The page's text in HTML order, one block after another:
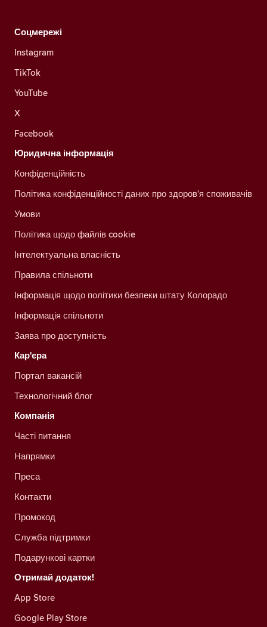
Соцмережі
Instagram
TikTok
YouTube
X
Facebook
Юридична інформація
Конфіденційність
Політика конфіденційності даних про здоров'я споживачів
Умови
Політика щодо файлів cookie
Інтелектуальна власність
Правила спільноти
Інформація щодо політики безпеки штату Колорадо
Інформація спільноти
Заява про доступність
Кар'єра
Портал вакансій
Технологічний блог
Компанія
Часті питання
Напрямки
Преса
Контакти
Промокод
Служба підтримки
Подарункові картки
Отримай додаток!
App Store
Google Play Store